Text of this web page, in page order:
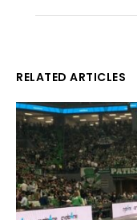
RELATED ARTICLES